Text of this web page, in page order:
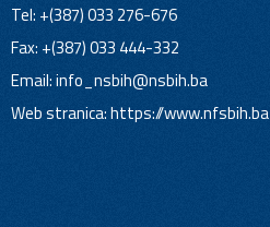
Tel: +(387) 033 276-676
Fax: +(387) 033 444-332
Email:info_nsbih@nsbih.ba
Web stranica: https://www.nfsbih.ba